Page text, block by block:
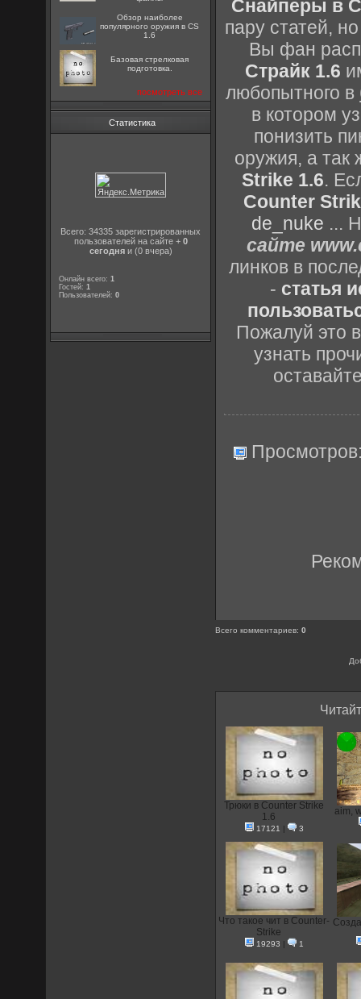
Обзор наиболее
популярного оружия в CS
1.6
Базовая стрелковая
подготовка.
посмотреть все
Статистика
Всего: 34335 зарегистрированных
пользователей на сайте + 0
сегодняи (0 вчера)
Онлайн всего:1
Гостей:1
Пользователей:0
Снайперы в
пару статей,
Вы фан
Страйк 1.6
любопытного в
в котором
понизить
оружия, а так
Strike 1.6.
Counter
de_nuke ...
сайте
линков в
- статья
Пожалуй это
узнать
Всего комментариев:0
Трюки в Counter Strike
1.6
17121 | 3
aim,
Что такое чит в Counter-
Strike
19293 | 1